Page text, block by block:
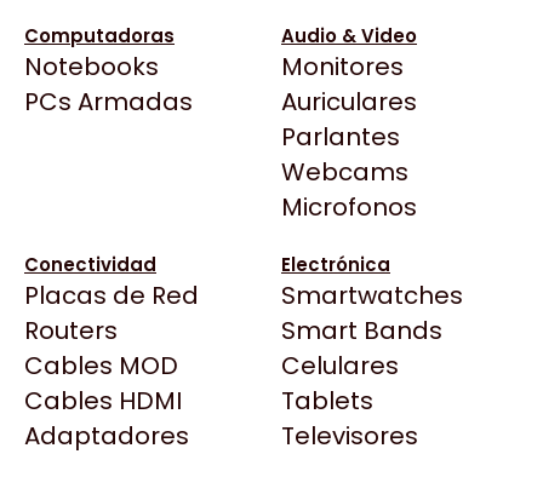
Computadoras
Notebooks
PCs Armadas
Audio & Video
Monitores
Auriculares
Parlantes
Webcams
Microfonos
Conectividad
Placas de Red
Routers
Cables MOD
Cables HDMI
Adaptadores
Electrónica
Smartwatches
Smart Bands
Celulares
Tablets
Televisores
BenQ
CX
Cooler Master
Deepcool
Dell
EVGA
Gamemax
Genesis
Genius
Todas las Tiendas
Click Gaming
Compufan Store
Dinobyte
Full H4rd
Gaming City
Gezatek
$310.322
Ver producto en la página de Max Tecno